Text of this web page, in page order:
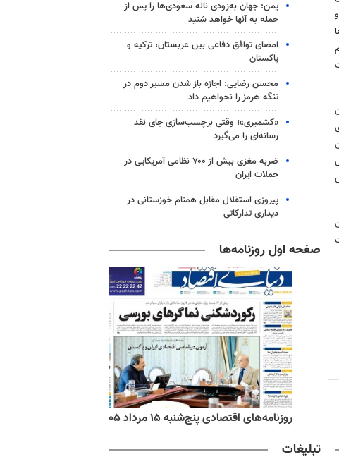
یمن: جهان به‌زودی ناله سعودی‌ها را پس از
حمله به آنها خواهد شنید
امضای توافق دفاعی بین عربستان، ترکیه و
پاکستان
محسن رضایی: اجازه باز شدن مسیر دوم در
تنگه هرمز را نخواهیم داد
«کشمیری»؛ وقتی برچسب‌سازی جای نقد
رسانه‌ای را می‌گیرد
ضربه مغزی بیش از ۷۰۰ نظامی آمریکایی در
حملات ایران
پیروزی استقلال مقابل همنام خوزستانی در
دیداری تدارکاتی
صفحه اول روزنامه‌ها
روزنامه‌های اقتصادی پنج‌شنبه ۱۵ مرداد ۱۴۰۵
تبلیغات